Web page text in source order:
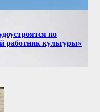
по
работник культуры»